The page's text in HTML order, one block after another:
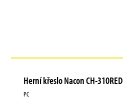
Herní křeslo Nacon CH-310RED
PC